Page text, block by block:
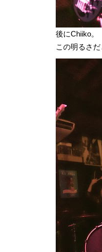
後にChiiko。
この明るさ